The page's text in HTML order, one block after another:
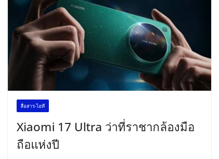
สื่อสาร-ไอที
Xiaomi 17 Ultra ว่าที่ราชากล้องมือ
ถือแห่งปี